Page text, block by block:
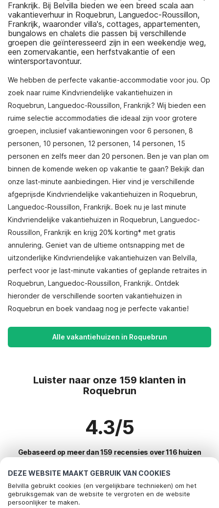
DEZE WEBSITE MAAKT GEBRUIK VAN COOKIES
Belvilla gebruikt cookies (en vergelijkbare technieken) om het
gebruiksgemak van de website te vergroten en de website
persoonlijker te maken.
Frankrijk. Bij Belvilla bieden we een breed scala aan
vakantieverhuur in Roquebrun, Languedoc-Roussillon,
Frankrijk, waaronder villa's, cottages, appartementen,
bungalows en chalets die passen bij verschillende
groepen die geïnteresseerd zijn in een weekendje weg,
een zomervakantie, een herfstvakantie of een
wintersportavontuur.
We hebben de perfecte vakantie-accommodatie voor jou. Op
zoek naar ruime Kindvriendelijke vakantiehuizen in
Roquebrun, Languedoc-Roussillon, Frankrijk? Wij bieden een
ruime selectie accommodaties die ideaal zijn voor grotere
groepen, inclusief vakantiewoningen voor 6 personen, 8
personen, 10 personen, 12 personen, 14 personen, 15
personen en zelfs meer dan 20 personen. Ben je van plan om
binnen de komende weken op vakantie te gaan? Bekijk dan
onze last-minute aanbiedingen. Hier vind je verschillende
afgeprijsde Kindvriendelijke vakantiehuizen in Roquebrun,
Languedoc-Roussillon, Frankrijk. Boek nu je last minute
Kindvriendelijke vakantiehuizen in Roquebrun, Languedoc-
Roussillon, Frankrijk en krijg 20% korting* met gratis
annulering. Geniet van de ultieme ontsnapping met de
uitzonderlijke Kindvriendelijke vakantiehuizen van Belvilla,
perfect voor je last-minute vakanties of geplande retraites in
Roquebrun, Languedoc-Roussillon, Frankrijk. Ontdek
hieronder de verschillende soorten vakantiehuizen in
Roquebrun en boek vandaag nog je perfecte vakantie!
Alle vakantiehuizen in Roquebrun
Luister naar onze 159 klanten in
Roquebrun
4.3/5
Gebaseerd op meer dan 159 recensies over 116 huizen
Meest populaire bestemmingen voor
vakantie